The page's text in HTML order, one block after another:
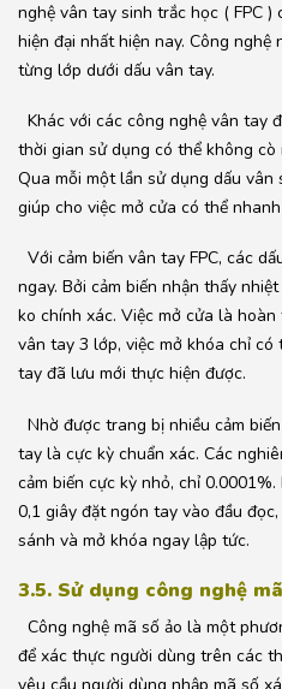
nghệ vân tay sinh trắc học ( FPC
hiện đại nhất hiện nay. Công
từng lớp dưới dấu vân tay.
Khác với các công nghệ vân tay
thời gian sử dụng có thể không cò
Qua mỗi một lần sử dụng dấu
giúp cho việc mở cửa có thể
Với cảm biến vân tay FPC, các
ngay. Bởi cảm biến nhận thấy
ko chính xác. Việc mở cửa là
vân tay 3 lớp, việc mở khóa chỉ
tay đã lưu mới thực hiện được.
Nhờ được trang bị nhiều cảm
tay là cực kỳ chuẩn xác. Các
cảm biến cực kỳ nhỏ, chỉ
0,1 giây đặt ngón tay vào đầu
sánh và mở khóa ngay lập tức.
3.5. Sử dụng công nghệ
Công nghệ mã số ảo là một
để xác thực người dùng trên các